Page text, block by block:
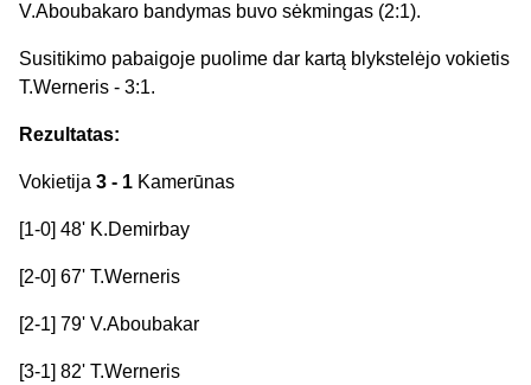
V.Aboubakaro bandymas buvo sėkmingas (2:1).
Susitikimo pabaigoje puolime dar kartą blykstelėjo vokietis
T.Werneris - 3:1.
Rezultatas:
Vokietija 3 - 1 Kamerūnas
[1-0] 48' K.Demirbay
[2-0] 67' T.Werneris
[2-1] 79' V.Aboubakar
[3-1] 82' T.Werneris